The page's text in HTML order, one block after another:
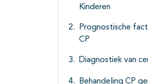
Kinderen
Prognostische
CP
Diagnostiek van
Behandeling CP